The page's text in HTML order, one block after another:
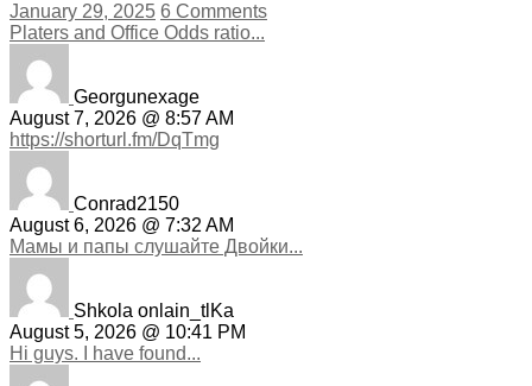
January 29, 2025 6 Comments
Platers and Office Odds ratio...
Georgunexage
August 7, 2026 @ 8:57 AM
https://shorturl.fm/DqTmg
Conrad2150
August 6, 2026 @ 7:32 AM
Мамы и папы слушайте Двойки...
Shkola onlain_tlKa
August 5, 2026 @ 10:41 PM
Hi guys. I have found...